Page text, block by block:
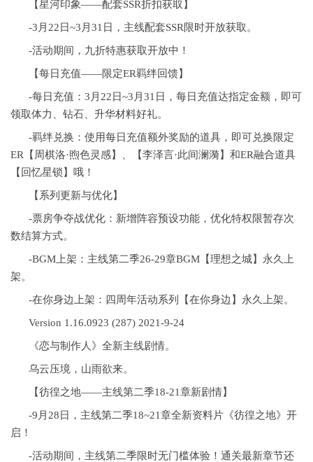
【星河印象——配套SSR折扣获取】
-3月22日~3月31日，主线配套SSR限时开放获取。
-活动期间，九折特惠获取开放中！
【每日充值——限定ER羁绊回馈】
-每日充值：3月22日~3月31日，每日充值达指定金额，即可
领取体力、钻石、升华材料好礼。
-羁绊兑换：使用每日充值额外奖励的道具，即可兑换限定
ER【周棋洛·煦色灵感】、【李泽言·此间澜漪】和ER融合道具
【回忆星锁】哦！
【系列更新与优化】
-票房争夺战优化：新增阵容预设功能，优化特权限暂存次
数结算方式。
-BGM上架：主线第二季26-29章BGM【理想之城】永久上
架。
-在你身边上架：四周年活动系列【在你身边】永久上架。
Version 1.16.0923 (287) 2021-9-24
《恋与制作人》全新主线剧情。
乌云压境，山雨欲来。
【彷徨之地——主线第二季18-21章新剧情】
-9月28日，主线第二季18~21章全新资料片《彷徨之地》开
启！
-活动期间，主线第二季限时无门槛体验！通关最新章节还